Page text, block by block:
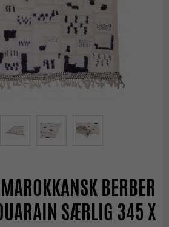
BERBER
SÆRLIG 345 X